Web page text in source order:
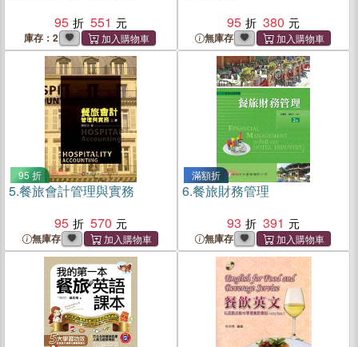
95
551
庫存：2
95
380
無庫存
95 折
5.餐旅會計管理與實務
95
570
無庫存
滿額折
6.餐旅財務管理
93
391
無庫存